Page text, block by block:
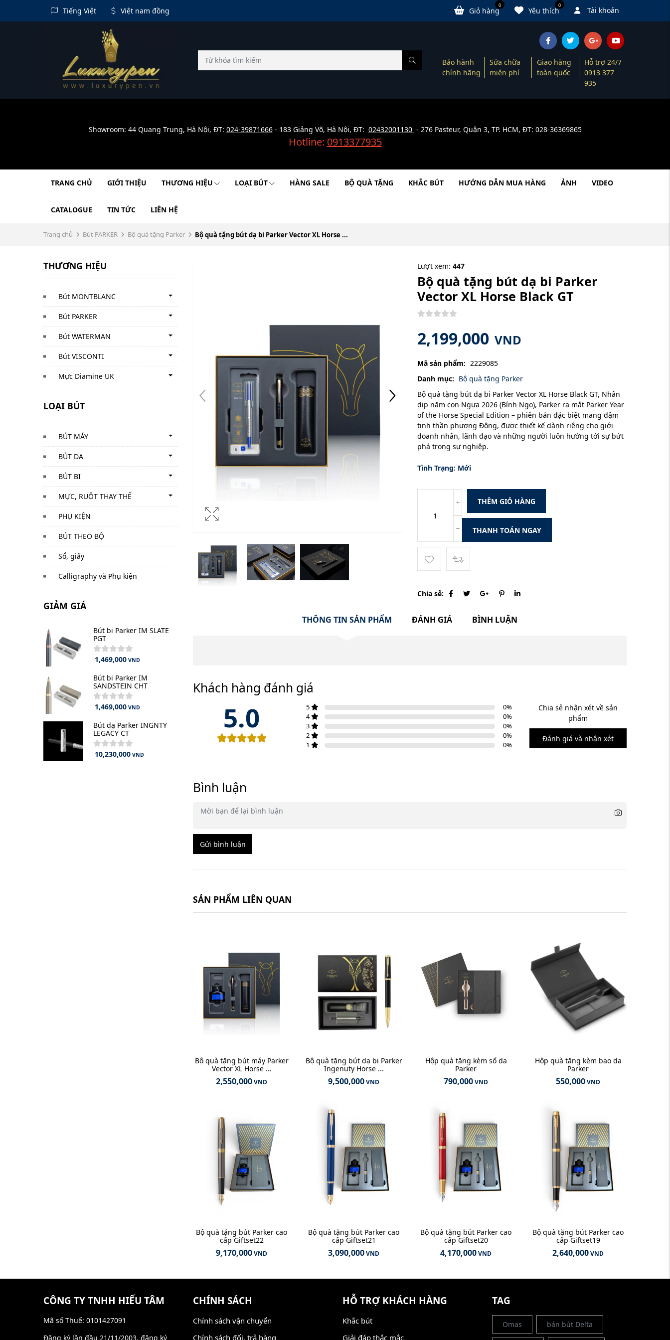
Tiếng Việt Việt nam đồng Tài khoản
0
Yêu thích
0
Giỏ hàng
Bảo hành
chính hãng
Sửa chữa
miễn phí
Giao hàng
toàn quốc
Hỗ trợ 24/7
0913 377
935
Showroom: 44 Quang Trung, Hà Nội, ĐT: 024-39871666- 183 Giảng Võ, Hà Nội, ĐT: 02432001130 - 276 Pasteur, Quận 3, TP. HCM, ĐT: 028-36369865
Hotline: 0913377935
TRANG CHỦ GIỚI THIỆU THƯƠNG HIỆU LOẠI BÚT HÀNG SALE BỘ QUÀ TẶNG KHẮC BÚT HƯỚNG DẪN MUA HÀNG ẢNH VIDEO
CATALOGUE TIN TỨC LIÊN HỆ
Trang chủ Bút PARKER Bộ quà tặng Parker Bộ quà tặng bút dạ bi Parker Vector XL Horse ...
THƯƠNG HIỆU
Bút MONTBLANC
Bút PARKER
Bút WATERMAN
Bút VISCONTI
Mực Diamine UK
LOẠI BÚT
BÚT MÁY
BÚT DẠ
BÚT BI
MỰC, RUỘT THAY THẾ
PHỤ KIỆN
BÚT THEO BỘ
Sổ, giấy
Calligraphy và Phụ kiện
GIẢM GIÁ
Bút bi Parker IM SLATE
PGT
1,469,000 VND
Bút bi Parker IM
SANDSTEIN CHT
1,469,000 VND
Bút dạ Parker INGNTY
LEGACY CT
10,230,000 VND
Lượt xem: 447
Bộ quà tặng bút dạ bi Parker
Vector XL Horse Black GT
2,199,000 VND
Mã sản phẩm: 2229085
Danh mục: Bộ quà tặng Parker
Bộ quà tặng bút dạ bi Parker Vector XL Horse Black GT, Nhân
dịp năm con Ngựa 2026 (Bính Ngọ), Parker ra mắt Parker Year
of the Horse Special Edition – phiên bản đặc biệt mang đậm
tinh thần phương Đông, được thiết kế dành riêng cho giới
doanh nhân, lãnh đạo và những người luôn hướng tới sự bứt
phá trong sự nghiệp.
Tình Trạng: Mới
THÊM GIỎ HÀNG
THANH TOÁN NGAY
Chia sẻ:
THÔNG TIN SẢN PHẨM ĐÁNH GIÁ BÌNH LUẬN
Khách hàng đánh giá
5.0 5 0%
4
0%
3
0%
2
0%
1
0%
Chia sẻ nhận xét về sản
phẩm
Đánh giá và nhận xét
Bình luận
Gửi bình luận
SẢN PHẨM LIÊN QUAN
Bộ quà tặng bút máy Parker
Vector XL Horse ...
2,550,000VND
Bộ quà tặng bút dạ bi Parker
Ingenuty Horse ...
9,500,000VND
Hộp quà tặng kèm sổ da
Parker
790,000VND
Hộp quà tăng kèm bao da
Parker
550,000VND
Bộ quà tặng bút Parker cao
cấp Giftset22
9,170,000VND
Bộ quà tặng bút Parker cao
cấp Giftset21
3,090,000VND
Bộ quà tặng bút Parker cao
cấp Giftset20
4,170,000VND
Bộ quà tặng bút Parker cao
cấp Giftset19
2,640,000VND
CÔNG TY TNHH HIẾU TÂM
Mã số Thuế: 0101427091
Đăng ký lần đầu 21/11/2003, đăng ký
CHÍNH SÁCH
Chính sách vận chuyển
Chính sách đổi, trả hàng
HỖ TRỢ KHÁCH HÀNG
Khắc bút
Giải đáp thắc mắc
TAG
Omas bán bút Delta